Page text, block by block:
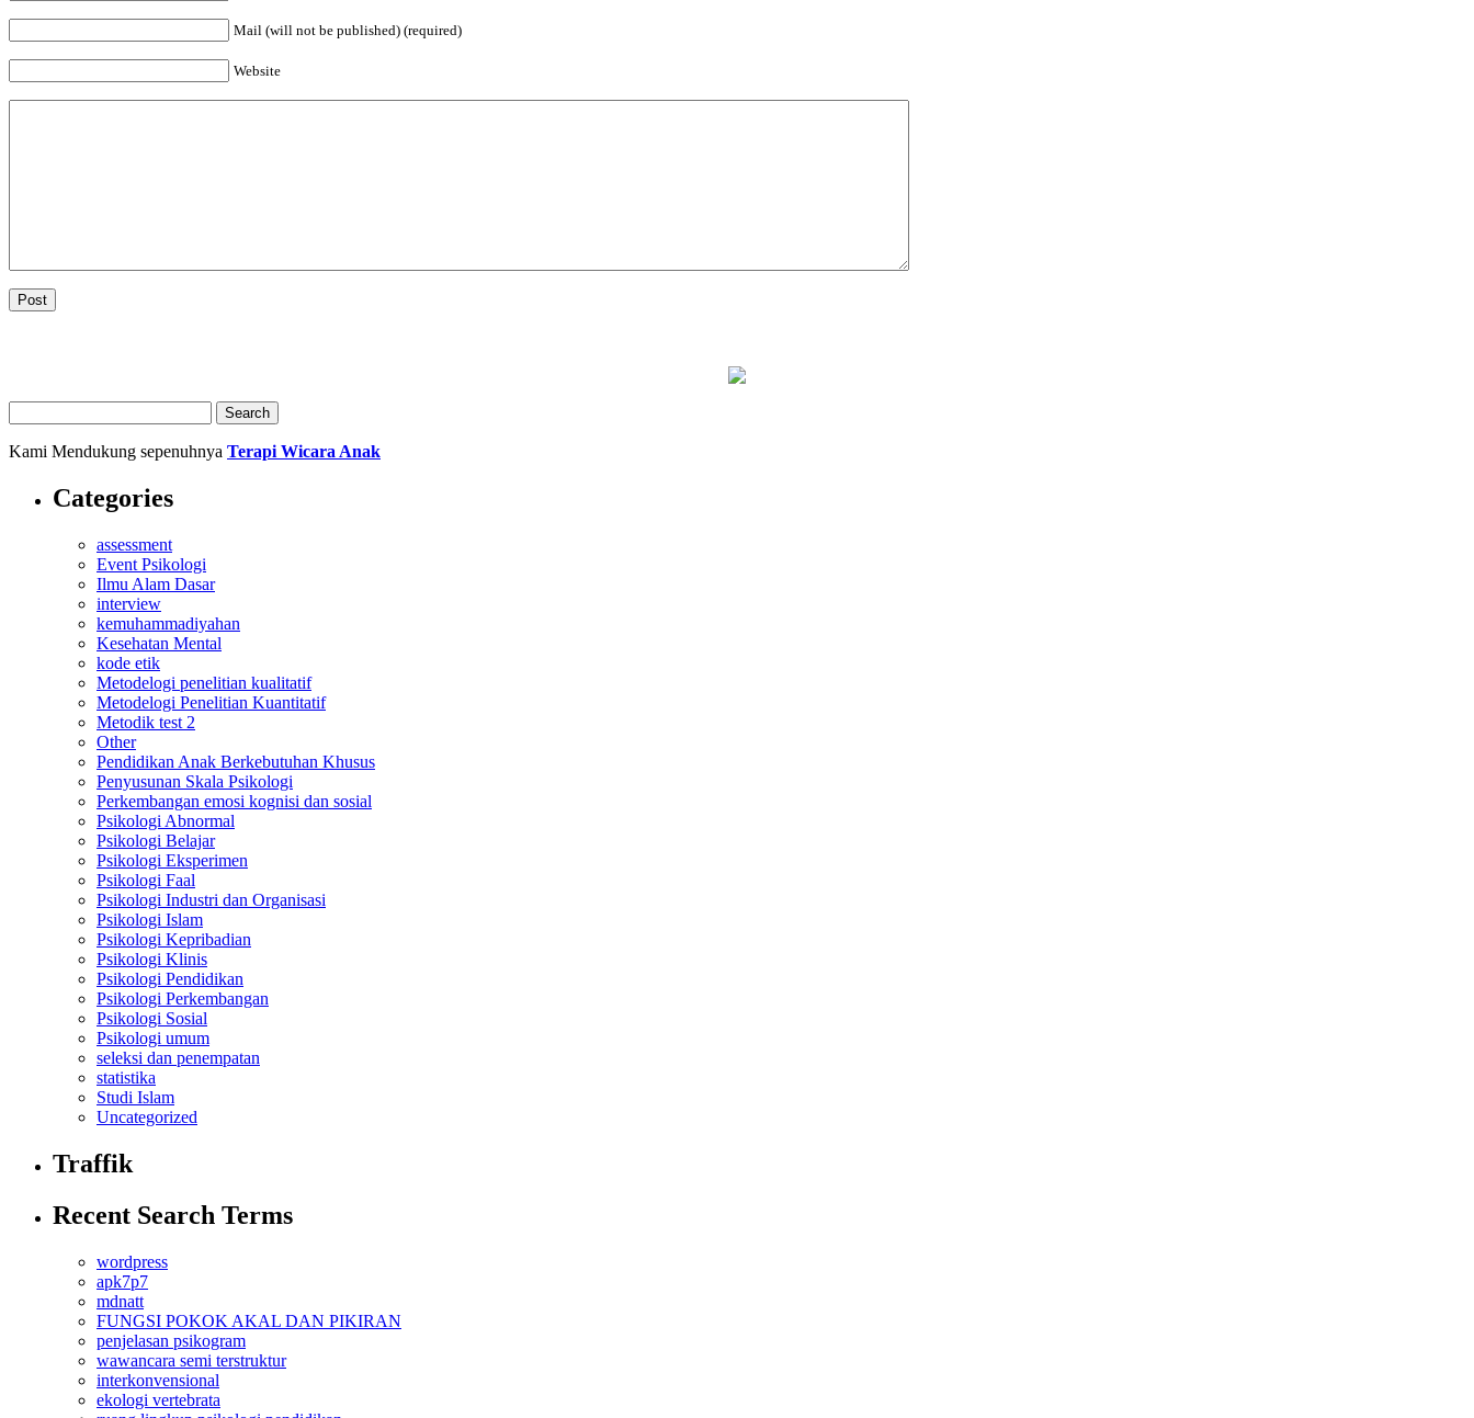
Mail (will not be published) (required)
Website
Kami Mendukung sepenuhnya Terapi Wicara Anak
Categories
assessment
Event Psikologi
Ilmu Alam Dasar
interview
kemuhammadiyahan
Kesehatan Mental
kode etik
Metodelogi penelitian kualitatif
Metodelogi Penelitian Kuantitatif
Metodik test 2
Other
Pendidikan Anak Berkebutuhan Khusus
Penyusunan Skala Psikologi
Perkembangan emosi kognisi dan sosial
Psikologi Abnormal
Psikologi Belajar
Psikologi Eksperimen
Psikologi Faal
Psikologi Industri dan Organisasi
Psikologi Islam
Psikologi Kepribadian
Psikologi Klinis
Psikologi Pendidikan
Psikologi Perkembangan
Psikologi Sosial
Psikologi umum
seleksi dan penempatan
statistika
Studi Islam
Uncategorized
Traffik
Recent Search Terms
wordpress
apk7p7
mdnatt
FUNGSI POKOK AKAL DAN PIKIRAN
penjelasan psikogram
wawancara semi terstruktur
interkonvensional
ekologi vertebrata